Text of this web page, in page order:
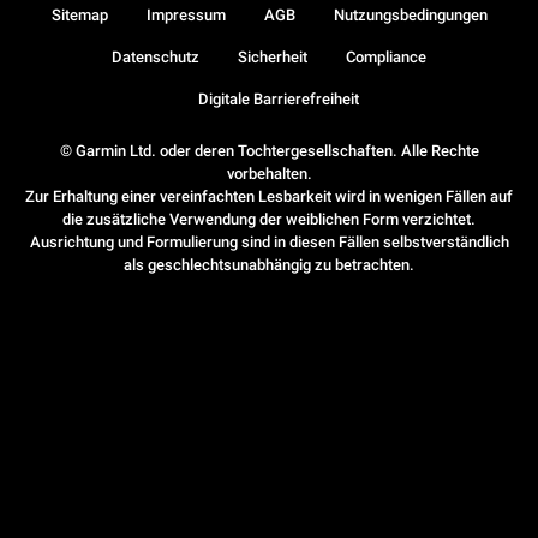
© Garmin Ltd. oder deren Tochtergesellschaften. Alle Rechte
vorbehalten.
Zur Erhaltung einer vereinfachten Lesbarkeit wird in wenigen Fällen auf
die zusätzliche Verwendung der weiblichen Form verzichtet.
Ausrichtung und Formulierung sind in diesen Fällen selbstverständlich
als geschlechtsunabhängig zu betrachten.
Sitemap Impressum AGB Nutzungsbedingungen
Datenschutz Sicherheit Compliance
Digitale Barrierefreiheit